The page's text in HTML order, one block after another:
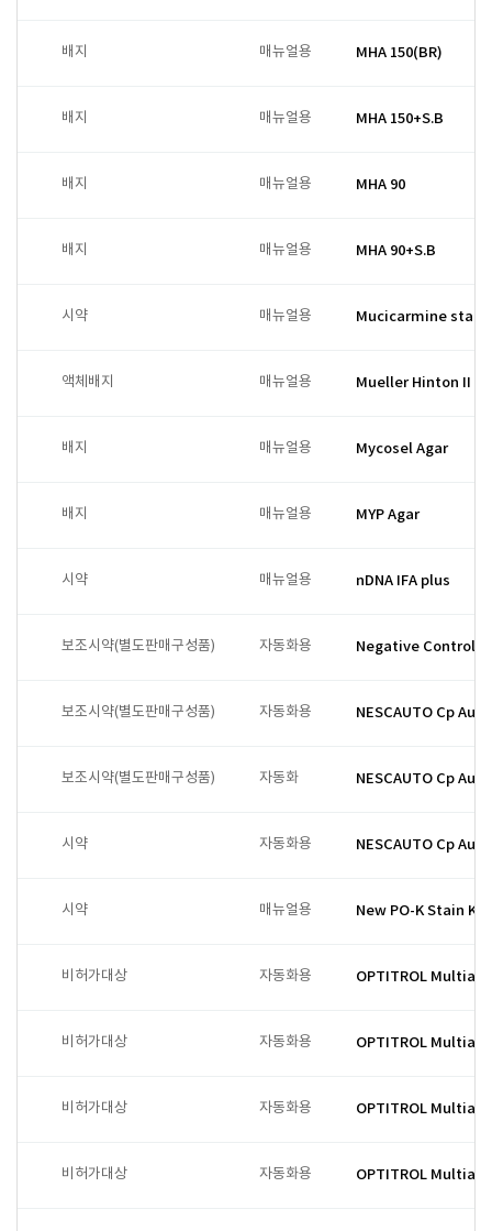
배지 매뉴얼용 MHA 150(BR)
배지 매뉴얼용 MHA 150+S.B
배지 매뉴얼용 MHA 90
배지 매뉴얼용 MHA 90+S.B
시약 매뉴얼용 Mucicarmine
액체배지 매뉴얼용 Mueller Hinton II
배지 매뉴얼용 Mycosel Agar
배지 매뉴얼용 MYP Agar
시약 매뉴얼용 nDNA IFA plus
보조시약(별도판매구성품) 자동화용 Negative Control /
보조시약(별도판매구성품) 자동화용 NESCAUTO Cp
보조시약(별도판매구성품) 자동화 NESCAUTO Cp
시약 자동화용 NESCAUTO Cp
시약 매뉴얼용 New PO-K Stain Kit
비허가대상 자동화용 OPTITROL
비허가대상 자동화용 OPTITROL
비허가대상 자동화용 OPTITROL
비허가대상 자동화용 OPTITROL